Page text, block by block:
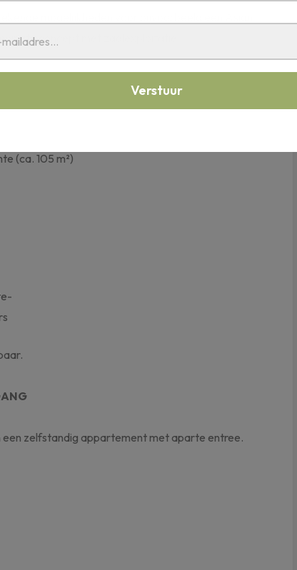
mogelijkheden voor bijvoorbeeld een Asian
met zaalexploitatie.
(ca. 105 m²)
zelfstandig appartement met aparte entree.